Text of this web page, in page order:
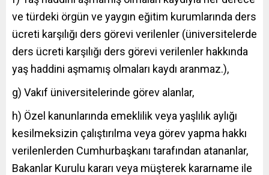
ve türdeki örgün ve yaygın eğitim kurumlarında ders
ücreti karşılığı ders görevi verilenler (üniversitelerde
ders ücreti karşılığı ders görevi verilenler hakkında
yaş haddini aşmamış olmaları kaydı aranmaz.),
g) Vakıf üniversitelerinde görev alanlar,
h) Özel kanunlarında emeklilik veya yaşlılık aylığı
kesilmeksizin çalıştırılma veya görev yapma hakkı
verilenlerden Cumhurbaşkanı tarafından atananlar,
Bakanlar Kurulu kararı veya müşterek kararname ile